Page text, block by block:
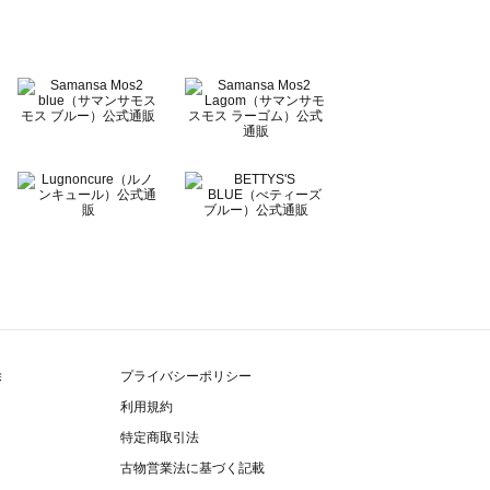
プライバシーポリシー
利用規約
特定商取引法
古物営業法に基づく記載